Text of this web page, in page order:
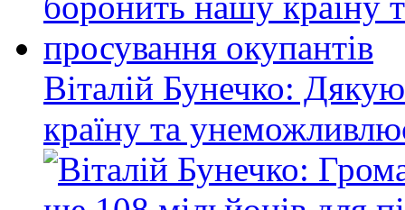
Віталій Бунечко:
країну та